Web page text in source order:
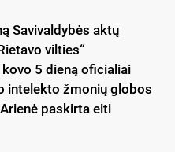
Savivaldybės aktų
vilties“
5 dieną oficialiai
intelekto žmonių globos
paskirta eiti